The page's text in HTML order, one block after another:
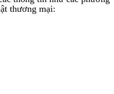
thương mại: